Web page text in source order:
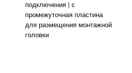
подключения | с
промежуточная пластина
для размещения монтажной
головки